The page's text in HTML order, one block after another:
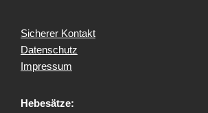
Sicherer Kontakt
Datenschutz
Impressum
Hebesätze: